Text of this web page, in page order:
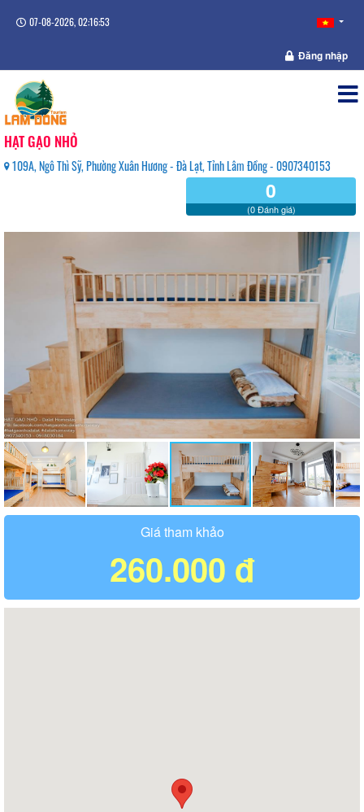
07-08-2026, 02:16:53
Đăng nhập
HẠT GẠO NHỎ
109A, Ngô Thì Sỹ, Phường Xuân Hương - Đà Lạt, Tỉnh Lâm Đồng - 0907340153
0
(0 Đánh giá)
Giá tham khảo
260.000 đ